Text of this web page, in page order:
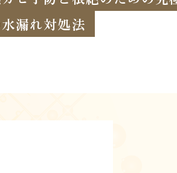
漏れ対処法